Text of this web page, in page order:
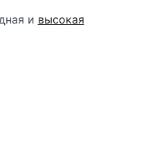
и высокая